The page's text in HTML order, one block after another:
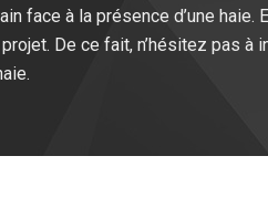
face à la présence d’une haie.
De ce fait, n’hésitez pas à